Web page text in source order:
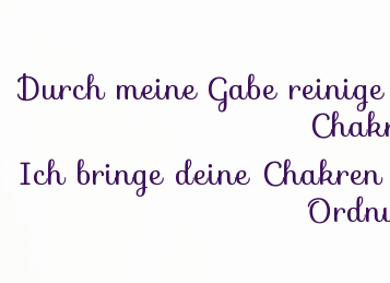
Durch meine Gabe
Ich bringe deine